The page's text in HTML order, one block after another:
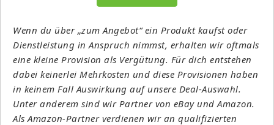
Wenn du über „zum Angebot“ ein Produkt kaufst oder
Dienstleistung in Anspruch nimmst, erhalten wir oftmals
eine kleine Provision als Vergütung. Für dich entstehen
dabei keinerlei Mehrkosten und diese Provisionen haben
in keinem Fall Auswirkung auf unsere Deal-Auswahl.
Unter anderem sind wir Partner von eBay und Amazon.
Als Amazon-Partner verdienen wir an qualifizierten